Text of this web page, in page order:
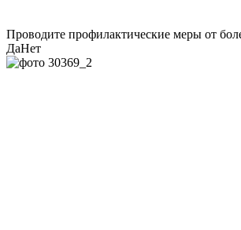
Проводите профилактические меры от
ДаНет